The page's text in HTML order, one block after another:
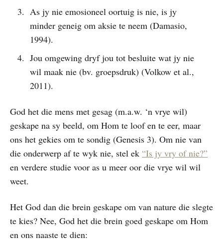
As jy nie emosioneel oortuig is nie, is jy
minder geneig om aksie te neem (Damasio,
1994).
Jou omgewing dryf jou tot besluite wat jy nie
wil maak nie (bv. groepsdruk) (Volkow et al.,
2011).
God het die mens met gesag (m.a.w. ‘n vrye wil)
geskape na sy beeld, om Hom te loof en te eer, maar
ons het gekies om te sondig (Genesis 3). Om nie van
die onderwerp af te wyk nie, stel ek “Is jy vry of nie?”
en verdere studie voor as u meer oor die vrye wil wil
weet.
Het God dan die brein geskape om van nature die slegte
te kies? Nee, God het die brein goed geskape om Hom
en ons naaste te dien: